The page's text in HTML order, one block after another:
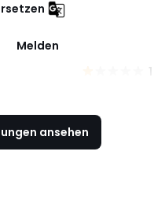
Melden
1
ansehen